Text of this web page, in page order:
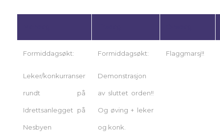
Formiddagsøkt:
Leker/konkurranser
rundt på
Idrettsanlegget på
Nesbyen
Formiddagsøkt:
Demonstrasjon
av sluttet orden!!
Og øving + leker
og konk.
Flaggmarsj!!